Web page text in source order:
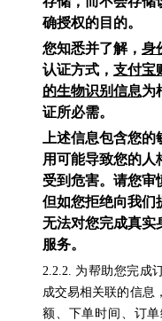
确授权的目的。
您知悉并了解， 身
认证方式， 支付宝
的生物识别信息为
证所必需。
上述信息包含您
用可能导致您的人
受到危害。请您审
但如您拒绝向我们
无法对您完成真实
服务。
2.2.2. 为帮助您完成
成交易相关联的信息
额、下单时间、订